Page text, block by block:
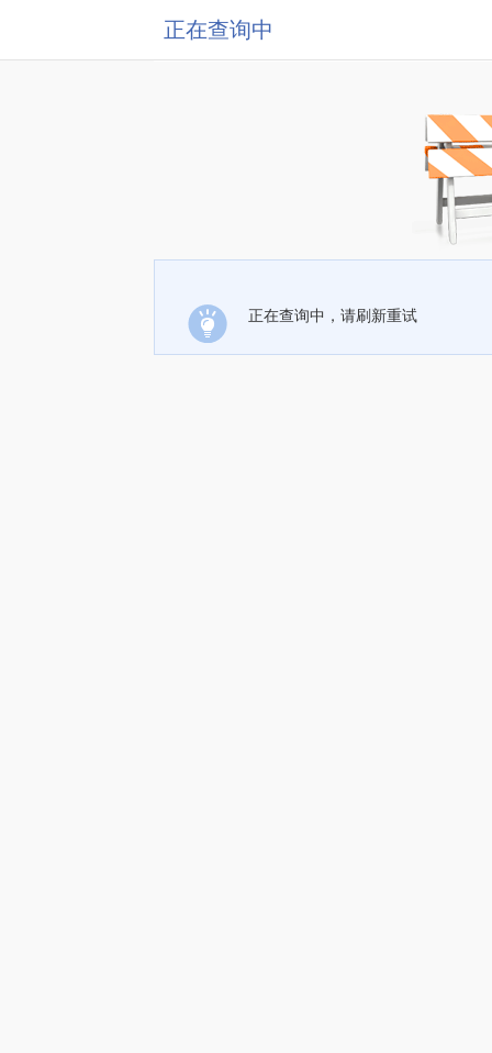
正在查询中
正在查询中，请刷新重试